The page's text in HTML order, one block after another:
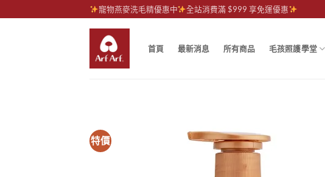
to
寵物燕麥洗毛精優惠中 全站消費滿 $999 享免運優惠
首頁 最新消息 所有商品 毛孩照護學堂
特價